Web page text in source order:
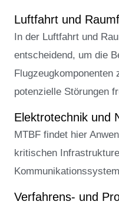
Luftfahrt und
In der Luftfahrt und
entscheidend, um die
Flugzeugkomponenten
potenzielle Störungen
Elektrotechnik und
MTBF findet hier
kritischen
Verfahrens- und